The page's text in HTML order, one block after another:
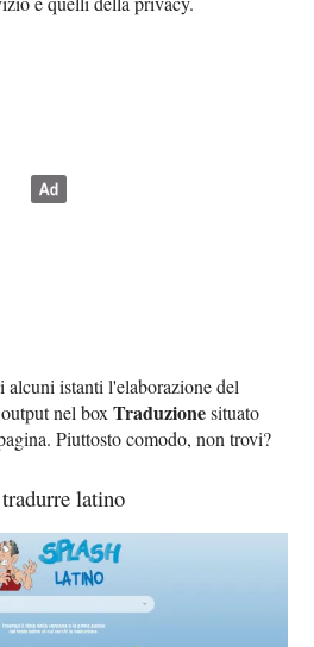
istanti l'elaborazione del
nel boxTraduzionesituato
Piuttosto comodo, non trovi?
latino